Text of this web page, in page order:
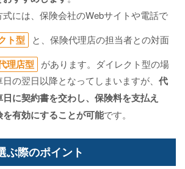
には、保険会社のWebサイトや電話で
ト型
と、保険代理店の担当者との対面
理店型
があります。ダイレクト型の場
の翌日以降となってしまいますが、 代
に契約書を交わし、保険料を支払え
有効にすることが可能です。
ぶ際のポイント